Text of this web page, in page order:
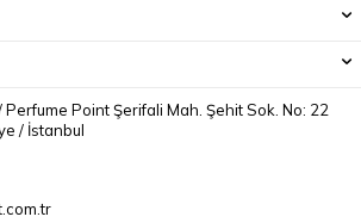
Point Şerifali Mah. Şehit Sok. No: 22
/ İstanbul